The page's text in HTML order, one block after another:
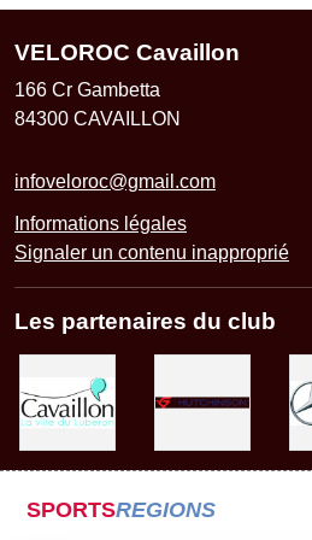
VELOROC Cavaillon
166 Cr Gambetta
84300 CAVAILLON
infoveloroc@gmail.com
Informations légales
Signaler un contenu inapproprié
Les partenaires du club
SPORTSREGIONS